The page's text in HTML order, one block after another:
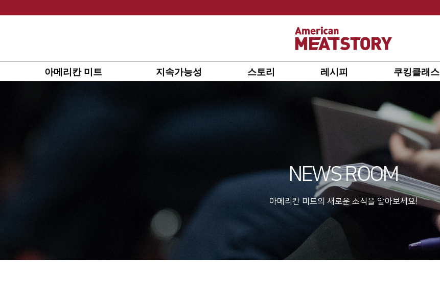
아메리칸 미트 지속가능성 스토리 레시피 쿠킹클래스
NEWS ROOM
아메리칸 미트의 새로운 소식을 알아보세요!